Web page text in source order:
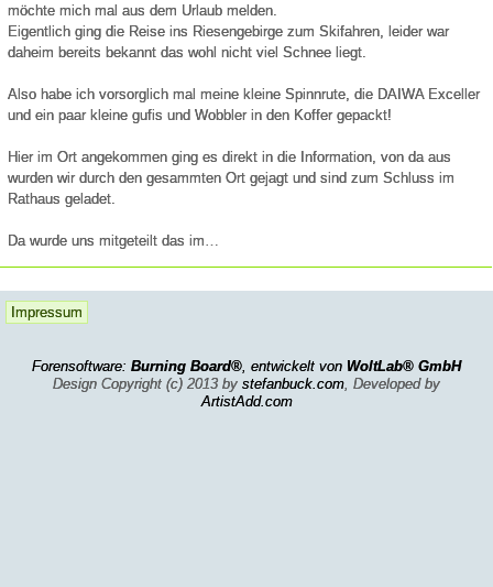
möchte mich mal aus dem Urlaub melden.
Eigentlich ging die Reise ins Riesengebirge zum Skifahren, leider war
daheim bereits bekannt das wohl nicht viel Schnee liegt.
Also habe ich vorsorglich mal meine kleine Spinnrute, die DAIWA Exceller
und ein paar kleine gufis und Wobbler in den Koffer gepackt!
Hier im Ort angekommen ging es direkt in die Information, von da aus
wurden wir durch den gesammten Ort gejagt und sind zum Schluss im
Rathaus geladet.
Da wurde uns mitgeteilt das im…
Impressum
Forensoftware: Burning Board®, entwickelt von WoltLab® GmbH
Design Copyright (c) 2013 by stefanbuck.com, Developed by
ArtistAdd.com